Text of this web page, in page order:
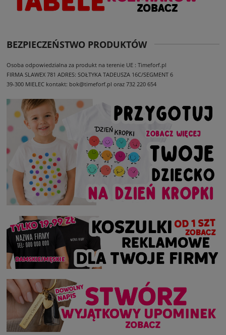
BEZPIECZEŃSTWO PRODUKTÓW
Osoba odpowiedzialna za produkt na terenie UE : Timeforf.pl
FIRMA SLAWEX 781 ADRES: SOŁTYKA TADEUSZA 16C/SEGMENT 6
39-300 MIELEC kontakt: bok@timeforf.pl oraz 732 220 654